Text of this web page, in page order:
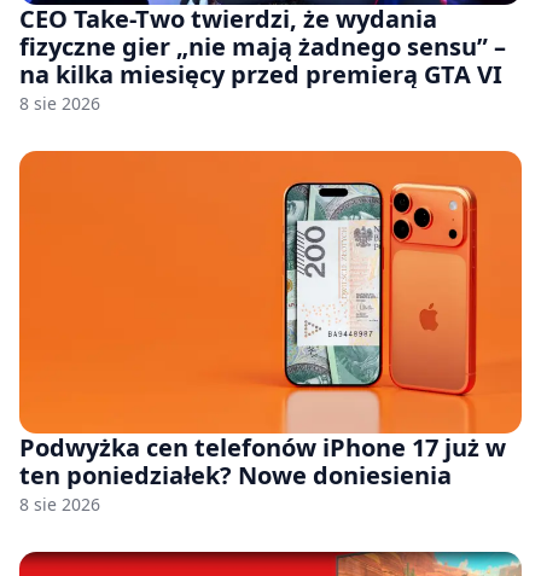
CEO Take-Two twierdzi, że wydania
fizyczne gier „nie mają żadnego sensu” –
na kilka miesięcy przed premierą GTA VI
8 sie 2026
Podwyżka cen telefonów iPhone 17 już w
ten poniedziałek? Nowe doniesienia
8 sie 2026